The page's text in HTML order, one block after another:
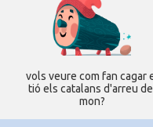
vols veure com fan cagar
tió els catalans d'arreu
mon?